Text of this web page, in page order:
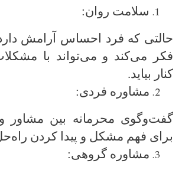
سلامت روان:
حالتی که فرد احساس آرامش
فکر می‌کند و می‌تواند با
کنار بیاید.
مشاوره فردی:
گفت‌وگوی محرمانه بین مشاور
برای فهم مشکل و پیدا کردن
مشاوره گروهی: